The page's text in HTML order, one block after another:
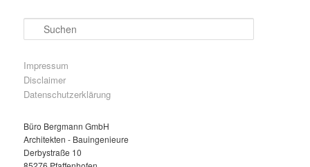
u
h
e
n
Impressum
Disclaimer
Datenschutzerklärung
Büro Bergmann GmbH
Architekten - Bauingenieure
Derbystraße 10